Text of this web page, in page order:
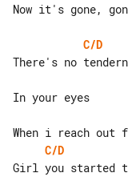
Now it's gone,
C/D
There's no
C/D